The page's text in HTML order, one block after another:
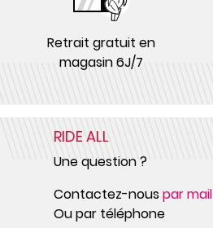
Retrait gratuit en
magasin 6J/7
RIDE ALL
Une question ?
Contactez-nouspar mail
Ou par téléphone